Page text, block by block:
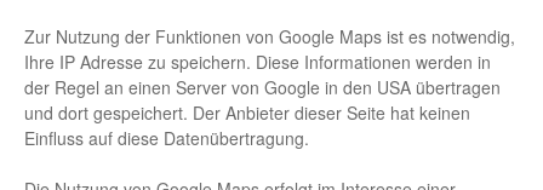
Zur Nutzung der Funktionen von Google Maps ist es notwendig,
Ihre IP Adresse zu speichern. Diese Informationen werden in
der Regel an einen Server von Google in den USA übertragen
und dort gespeichert. Der Anbieter dieser Seite hat keinen
Einfluss auf diese Datenübertragung.